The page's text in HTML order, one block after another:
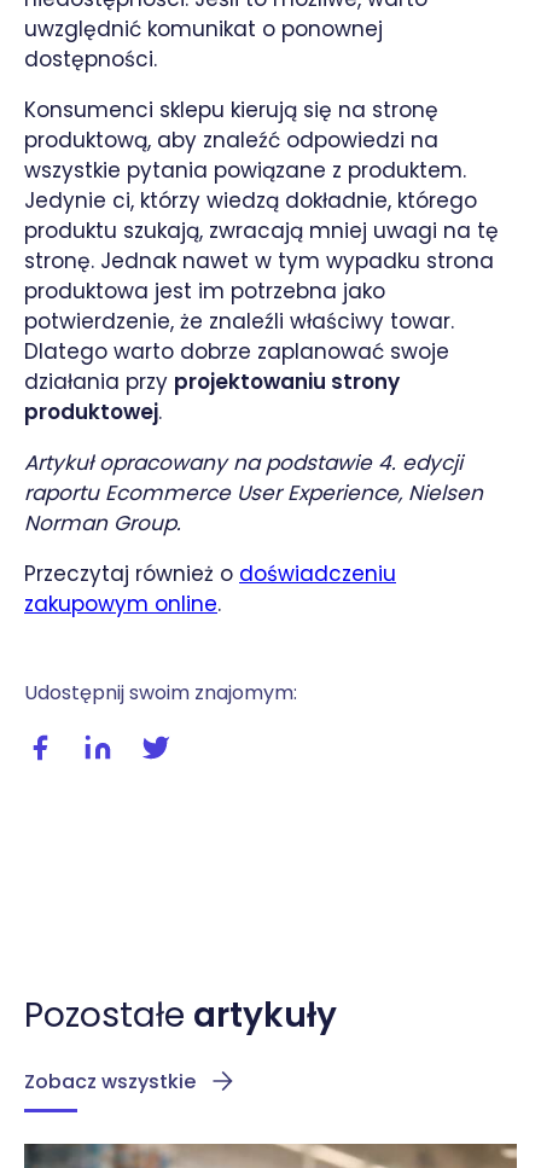
Udostępnij swoim znajomym:
Udostępnij wpis na facebooku
Udostępnij wpis na linkedIn
uwzględnić komunikat o ponownej
dostępności.
Konsumenci sklepu kierują się na stronę
produktową, aby znaleźć odpowiedzi na
wszystkie pytania powiązane z produktem.
Jedynie ci, którzy wiedzą dokładnie, którego
produktu szukają, zwracają mniej uwagi na tę
stronę. Jednak nawet w tym wypadku strona
produktowa jest im potrzebna jako
potwierdzenie, że znaleźli właściwy towar.
Dlatego warto dobrze zaplanować swoje
działania przy projektowaniu strony
produktowej.
Artykuł opracowany na podstawie 4. edycji
raportu Ecommerce User Experience, Nielsen
Norman Group.
Przeczytaj również o doświadczeniu
zakupowym online.
Pozostałe artykuły
Zobacz wszystkie